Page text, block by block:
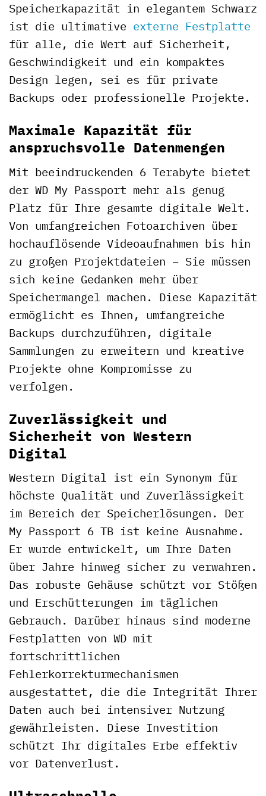
Speicherkapazität in elegantem Schwarz
ist die ultimative externe Festplatte
für alle, die Wert auf Sicherheit,
Geschwindigkeit und ein kompaktes
Design legen, sei es für private
Backups oder professionelle Projekte.
Maximale Kapazität für
anspruchsvolle Datenmengen
Mit beeindruckenden 6 Terabyte bietet
der WD My Passport mehr als genug
Platz für Ihre gesamte digitale Welt.
Von umfangreichen Fotoarchiven über
hochauflösende Videoaufnahmen bis hin
zu großen Projektdateien – Sie müssen
sich keine Gedanken mehr über
Speichermangel machen. Diese Kapazität
ermöglicht es Ihnen, umfangreiche
Backups durchzuführen, digitale
Sammlungen zu erweitern und kreative
Projekte ohne Kompromisse zu
verfolgen.
Zuverlässigkeit und
Sicherheit von Western
Digital
Western Digital ist ein Synonym für
höchste Qualität und Zuverlässigkeit
im Bereich der Speicherlösungen. Der
My Passport 6 TB ist keine Ausnahme.
Er wurde entwickelt, um Ihre Daten
über Jahre hinweg sicher zu verwahren.
Das robuste Gehäuse schützt vor Stößen
und Erschütterungen im täglichen
Gebrauch. Darüber hinaus sind moderne
Festplatten von WD mit
fortschrittlichen
Fehlerkorrekturmechanismen
ausgestattet, die die Integrität Ihrer
Daten auch bei intensiver Nutzung
gewährleisten. Diese Investition
schützt Ihr digitales Erbe effektiv
vor Datenverlust.